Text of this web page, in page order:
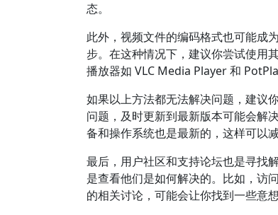
态。
此外，视频文件的编码格式也可能成
步。在这种情况下，建议你尝试使用
播放器如 VLC Media Player 和
如果以上方法都无法解决问题，建议
问题，及时更新到最新版本可能会解
备和操作系统也是最新的，这样可以
最后，用户社区和支持论坛也是寻找
是查看他们是如何解决的。比如，
的相关讨论，可能会让你找到一些意